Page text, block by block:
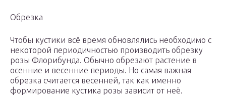
Обрезка
Чтобы кустики всё время обновлялись необходимо с
некоторой периодичностью производить обрезку
розы Флорибунда. Обычно обрезают растение в
осенние и весенние периоды. Но самая важная
обрезка считается весенней, так как именно
формирование кустика розы зависит от неё.